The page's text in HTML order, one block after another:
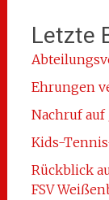
Letzte
Ehrungen
Nachruf auf
Kids-
Rückblick
FSV